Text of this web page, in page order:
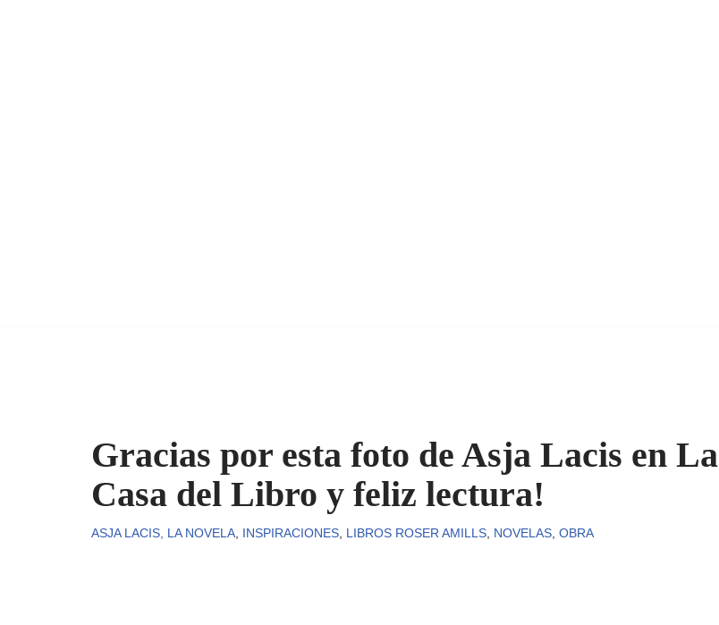
Gracias por esta foto de Asja Lacis en La
Casa del Libro y feliz lectura!
ASJA LACIS, LA NOVELA INSPIRACIONES LIBROS ROSER AMILLS NOVELAS OBRA